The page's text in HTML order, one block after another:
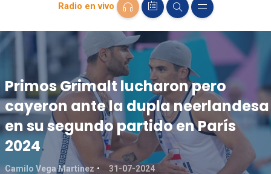
Radio en vivo
Primos Grimalt lucharon pero
cayeron ante la dupla neerlandesa
en su segundo partido en París
2024
Camilo Vega Martinez 31-07-2024